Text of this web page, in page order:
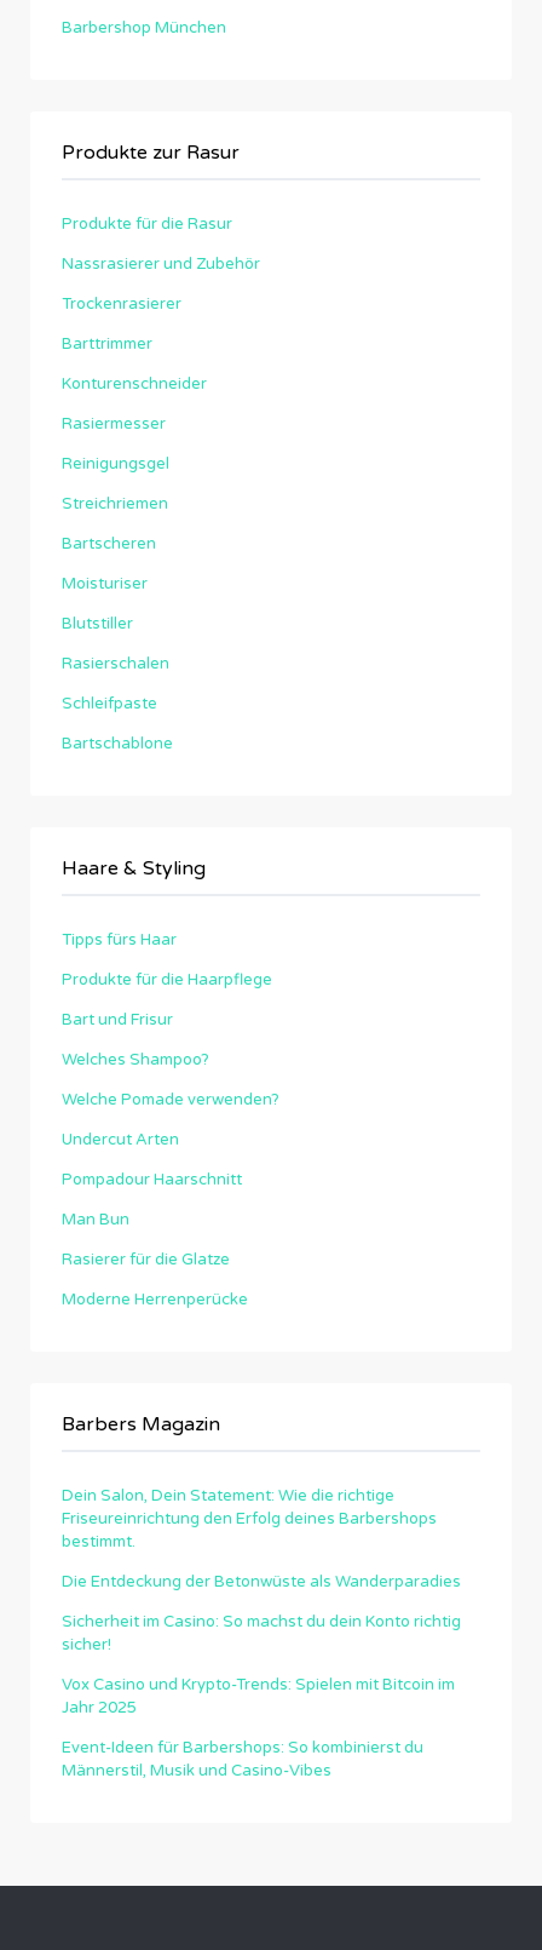
Barbershop München
Produkte zur Rasur
Produkte für die Rasur
Nassrasierer und Zubehör
Trockenrasierer
Barttrimmer
Konturenschneider
Rasiermesser
Reinigungsgel
Streichriemen
Bartscheren
Moisturiser
Blutstiller
Rasierschalen
Schleifpaste
Bartschablone
Haare & Styling
Tipps fürs Haar
Produkte für die Haarpflege
Bart und Frisur
Welches Shampoo?
Welche Pomade verwenden?
Undercut Arten
Pompadour Haarschnitt
Man Bun
Rasierer für die Glatze
Moderne Herrenperücke
Barbers Magazin
Dein Salon, Dein Statement: Wie die richtige
Friseureinrichtung den Erfolg deines Barbershops
bestimmt.
Die Entdeckung der Betonwüste als Wanderparadies
Sicherheit im Casino: So machst du dein Konto richtig
sicher!
Vox Casino und Krypto-Trends: Spielen mit Bitcoin im
Jahr 2025
Event-Ideen für Barbershops: So kombinierst du
Männerstil, Musik und Casino-Vibes